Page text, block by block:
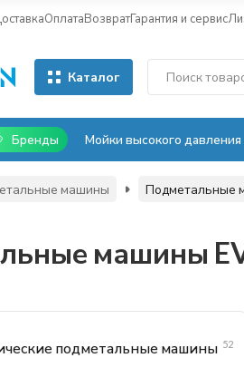
ОплатаВозвратГарантия и сервис
Каталог
Бренды Мойки высокого давления
машины Подметальные
машины
подметальные машины 52